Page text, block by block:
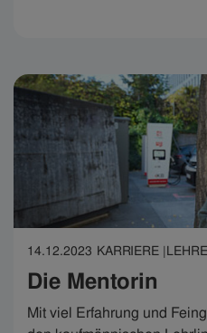
zahlreiche technische
14.12.2023 KARRIERE |LEHRE
Die Mentorin
Mit viel Erfahrung und